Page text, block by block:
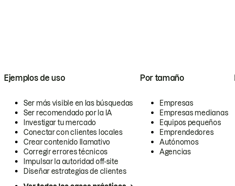
Ejemplos de uso
Ser más visible en las búsquedas
Ser recomendado por la IA
Investigar tu mercado
Conectar con clientes locales
Crear contenido llamativo
Corregir errores técnicos
Impulsar la autoridad off-site
Diseñar estrategias de clientes
Por tamaño
Empresas
Empresas medianas
Equipos pequeños
Emprendedores
Autónomos
Agencias